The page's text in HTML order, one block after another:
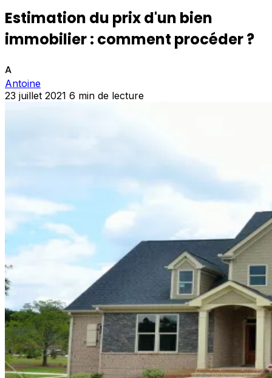
Estimation du prix d'un bien
immobilier : comment procéder ?
A
Antoine
23 juillet 2021 6 min de lecture